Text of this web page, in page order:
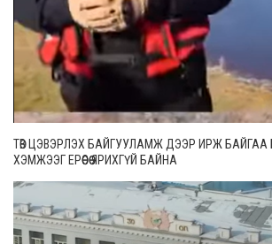
ТӨВ ЦЭВЭРЛЭХ БАЙГУУЛАМЖ ДЭЭР ИРЖ
ХЭМЖЭЭГ ЕРӨӨСӨӨ ЯРИХГҮЙ БАЙНА